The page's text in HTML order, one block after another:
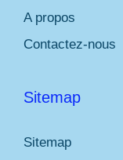
A propos
Contactez-nous
Sitemap
Sitemap